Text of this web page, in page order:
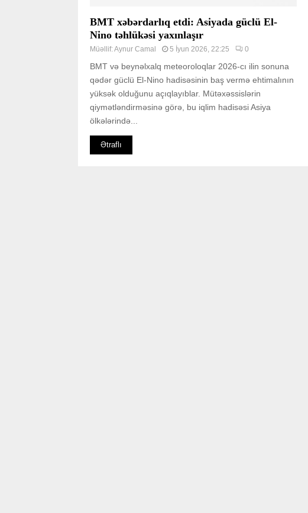
BMT xəbərdarlıq etdi: Asiyada güclü El-
Nino təhlükəsi yaxınlaşır
Müəllif:Aynur Camal 5 İyun 2026, 22:25 0
BMT və beynəlxalq meteoroloqlar 2026-cı ilin sonuna
qədər güclü El-Nino hadisəsinin baş vermə ehtimalının
yüksək olduğunu açıqlayıblar. Mütəxəssislərin
qiymətləndirməsinə görə, bu iqlim hadisəsi Asiya
ölkələrində...
Ətraflı